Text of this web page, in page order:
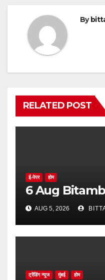
By
RELATED POST
ई-पेपर होम
6 Aug
AUG 5, 2026
ट्रेंडिंग न्यूज मुंबई होम